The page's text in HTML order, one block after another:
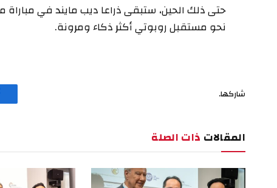
حتى ذلك الحين، ستبقى ذراعا ديب مايند في
نحو مستقبل روبوتي أكثر ذكاء ومرونة.
شاركها.
المقالات ذات الصلة